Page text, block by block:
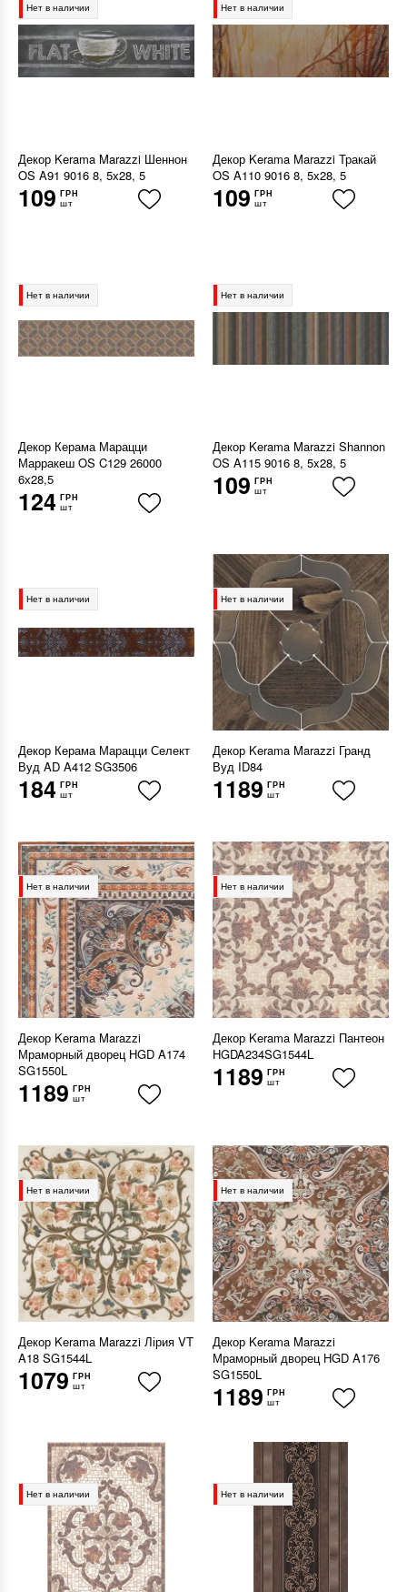
Нет в наличии
Декор Kerama Marazzi Шеннон
OS A91 9016 8, 5х28, 5
109 ГРН
шт
Нет в наличии
Декор Kerama Marazzi Тракай
OS A110 9016 8, 5х28, 5
109 ГРН
шт
Нет в наличии
Декор Керама Марацци
Марракеш OS C129 26000
6х28,5
124 ГРН
шт
Нет в наличии
Декор Kerama Marazzi Shannon
OS A115 9016 8, 5x28, 5
109 ГРН
шт
Нет в наличии
Декор Керама Марацци Селект
Вуд AD A412 SG3506
184 ГРН
шт
Нет в наличии
Декор Kerama Marazzi Гранд
Вуд ID84
1189 ГРН
шт
Нет в наличии
Декор Kerama Marazzi
Мраморный дворец HGD A174
SG1550L
1189 ГРН
шт
Нет в наличии
Декор Kerama Marazzi Пантеон
HGDA234SG1544L
1189 ГРН
шт
Нет в наличии
Декор Kerama Marazzi Лірия VT
A18 SG1544L
1079 ГРН
шт
Нет в наличии
Декор Kerama Marazzi
Мраморный дворец HGD A176
SG1550L
1189 ГРН
шт
Нет в наличии Нет в наличии